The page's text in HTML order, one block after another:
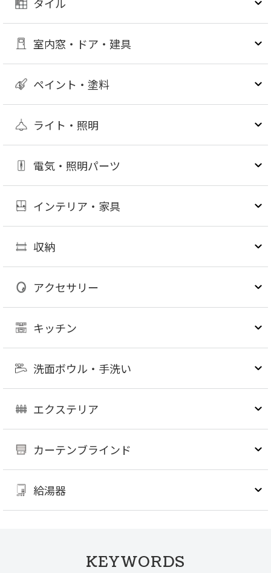
室内窓・ドア・建具
ペイント・塗料
ライト・照明
電気・照明パーツ
インテリア・家具
収納
アクセサリー
キッチン
洗面ボウル・手洗い
エクステリア
カーテンブラインド
給湯器
KEYWORDS